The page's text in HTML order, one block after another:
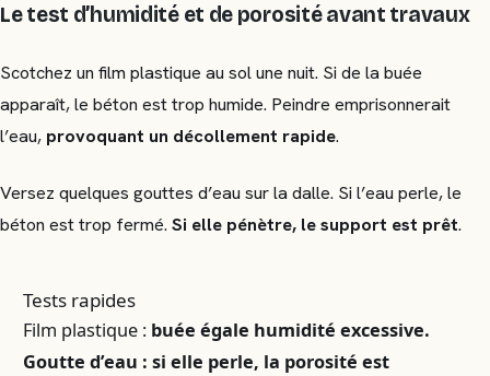
Le test d’humidité et de porosité avant travaux
Scotchez un film plastique au sol une nuit. Si de la buée
apparaît, le béton est trop humide. Peindre emprisonnerait
l’eau, provoquant un décollement rapide.
Versez quelques gouttes d’eau sur la dalle. Si l’eau perle, le
béton est trop fermé. Si elle pénètre, le support est prêt.
Tests rapides
Film plastique : buée égale humidité excessive.
Goutte d’eau : si elle perle, la porosité est